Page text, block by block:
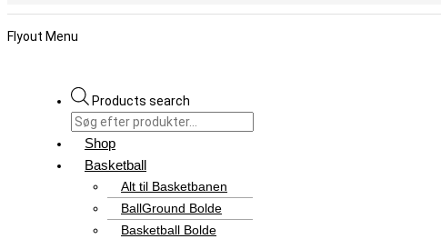
Flyout Menu
Products search
Shop
Basketball
Alt til Basketbanen
BallGround Bolde
Basketball Bolde